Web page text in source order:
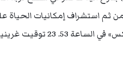
استشراف إمكانيات الحياة